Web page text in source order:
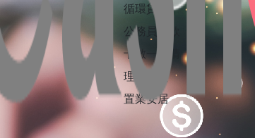
循環貸款
公務員貸款
卡數一筆清
理財投資
置業安居